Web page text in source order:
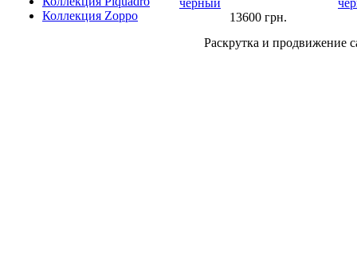
Коллекция Zoppo
черный
13600грн.
Раскрутка и продвижение